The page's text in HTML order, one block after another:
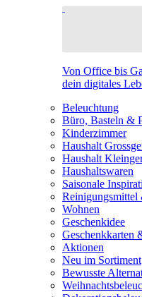
Von Office bis
dein digitales
Beleuchtung
Büro, Basteln &
Kinderzimmer
Haushalt
Haushalt
Haushaltswaren
Saisonale
Reinigungsmittel
Wohnen
Geschenkidee
Geschenkkarten
Aktionen
Neu im Sortiment
Bewusste